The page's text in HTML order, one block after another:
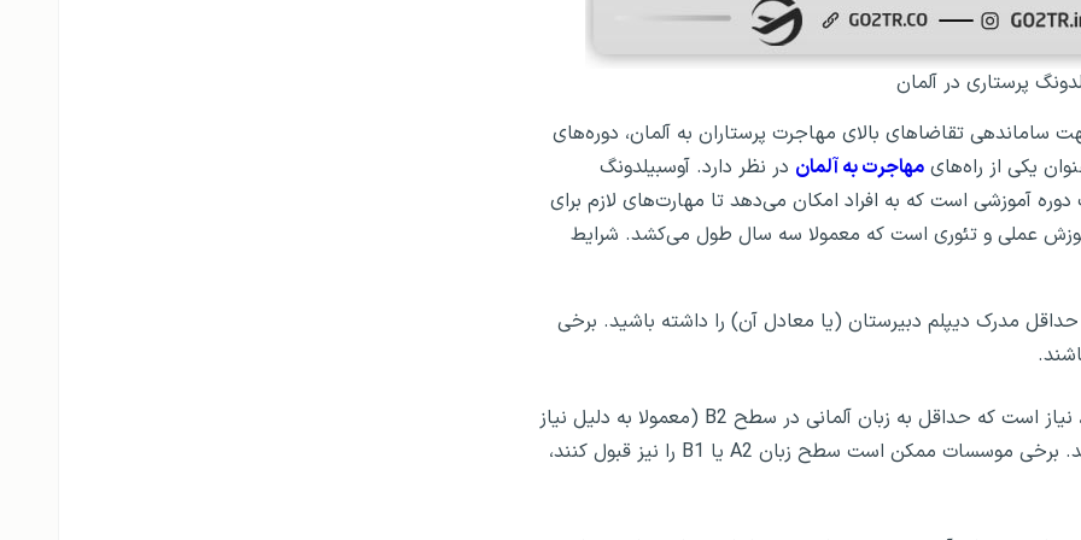
پرستاری در آلمان
ساماندهی تقاضاهای بالای مهاجرت پرستاران به آلمان، دوره‌های
یکی از راه‌های مهاجرت به آلمان در نظر دارد. آوسبیلدونگ
آموزشی است که به افراد امکان می‌دهد تا مهارت‌های لازم برای
آموزش عملی و تئوری است که معمولا سه سال طول می‌کشد. شرایط
مدرک دیپلم دبیرستان (یا معادل آن) را داشته باشید. برخی
برای شرکت در دوره آوسبیلدونگ، نیاز است که حداقل به زبان آلمانی در سطح B2 (معمولا به دلیل نیاز
به تعامل با بیماران و کادر درمانی) تسلط داشته باشید. برخی موسسات ممکن است سطح زبان A2 یا B1 را نیز قبول کنند،